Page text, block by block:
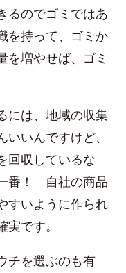
るのでゴミではあ
を持って、ゴミか
を増やせば、ゴミ
には、地域の収集
いんですけど、
回収しているな
番！ 自社の商品
すいように作られ
です。
チを選ぶのも有